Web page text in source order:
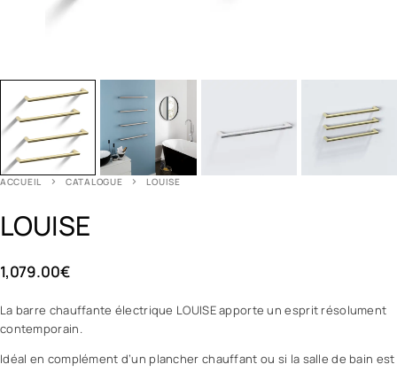
ACCUEIL CATALOGUE LOUISE
LOUISE
1,079.00€
La barre chauffante électrique LOUISE apporte un esprit résolument
contemporain.
Idéal en complément d’un plancher chauffant ou si la salle de bain est